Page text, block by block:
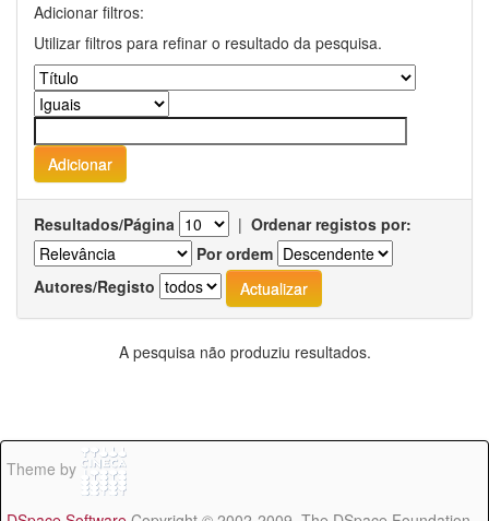
Adicionar filtros:
Utilizar filtros para refinar o resultado da pesquisa.
Resultados/Página | Ordenar registos por:
Por ordem
Autores/Registo
A pesquisa não produziu resultados.
Theme by